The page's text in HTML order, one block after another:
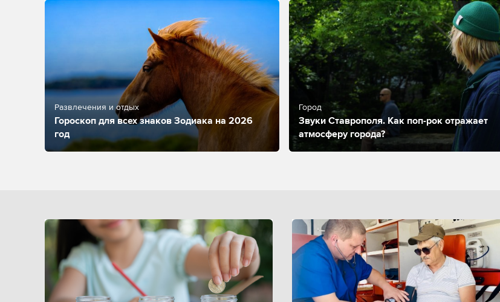
Развлечения и отдых
Гороскоп для всех знаков Зодиака на 2026
год
Город
Звуки Ставрополя. Как поп-рок отражает
атмосферу города?